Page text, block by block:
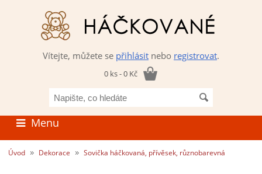
Vítejte, můžete se přihlásit nebo registrovat.
0 ks - 0 Kč
co
hledáte
Menu
Úvod » Dekorace » Sovička háčkovaná, přívěsek, různobarevná